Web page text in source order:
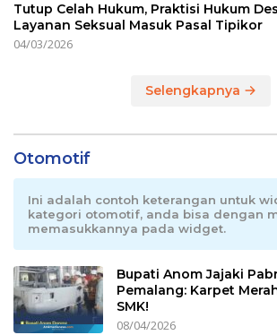
Tutup Celah Hukum, Praktisi Hukum
Layanan Seksual Masuk Pasal Tipikor
04/03/2026
Selengkapnya
Otomotif
Ini adalah contoh keterangan untuk
kategori otomotif, anda bisa dengan
memasukkannya pada widget.
Bupati Anom Jajaki
Pemalang: Karpet
SMK!
08/04/2026